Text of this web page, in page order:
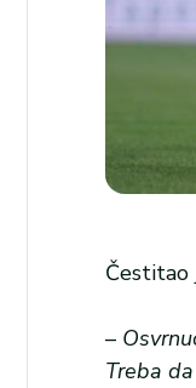
Čestitao
–
Treba